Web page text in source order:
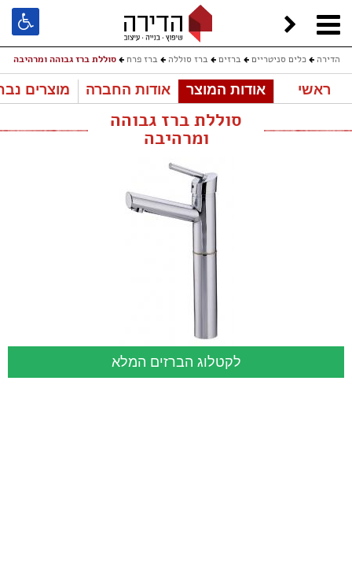
הדירה כלים סניטריים ברזים ברז סוללה ברז פרח סוללת ברז גבוהה ומרהיבה
ראשי אודות המוצר אודות החברה מוצרים
סוללת ברז גבוהה
ומרהיבה
לקטלוג הברזים המלא